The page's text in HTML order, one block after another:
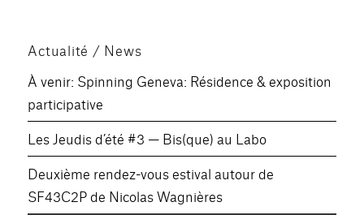
Actualité / News
À venir: Spinning Geneva: Résidence & exposition
participative
Les Jeudis d’été #3 — Bis(que) au Labo
Deuxième rendez-vous estival autour de
SF43C2P de Nicolas Wagnières